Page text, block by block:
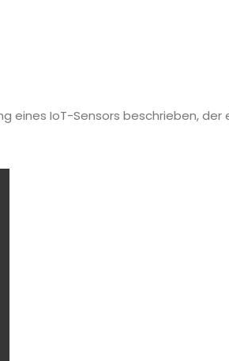
eines IoT-Sensors beschrieben,